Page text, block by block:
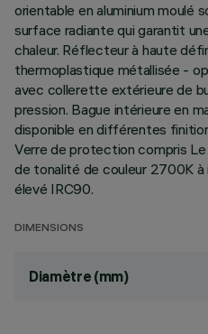
orientable en aluminium moulé
surface radiante qui garantit
chaleur. Réflecteur à haute
thermoplastique métallisée -
avec collerette extérieure de
pression. Bague intérieure en
disponible en différentes
Verre de protection compris
de tonalité de couleur 2700K à
élevé IRC90.
DIMENSIONS
Diamètre (mm)